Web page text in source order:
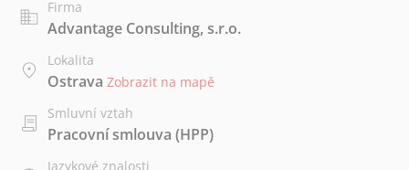
Firma
Advantage Consulting, s.r.o.
Lokalita
Ostrava Zobrazit na mapě
Smluvní vztah
Pracovní smlouva (HPP)
Jazykové znalosti